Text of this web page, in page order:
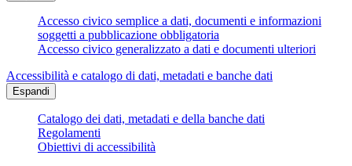
Accesso civico semplice a dati, documenti e informazioni
soggetti a pubblicazione obbligatoria
Accesso civico generalizzato a dati e documenti ulteriori
Accessibilità e catalogo di dati, metadati e banche dati
Espandi
Catalogo dei dati, metadati e della banche dati
Regolamenti
Obiettivi di accessibilità